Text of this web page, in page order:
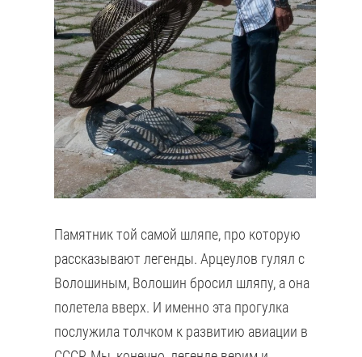
Памятник той самой шляпе, про которую
рассказывают легенды. Арцеулов гулял с
Волошиным, Волошин бросил шляпу, а она
полетела вверх. И именно эта прогулка
послужила толчком к развитию авиации в